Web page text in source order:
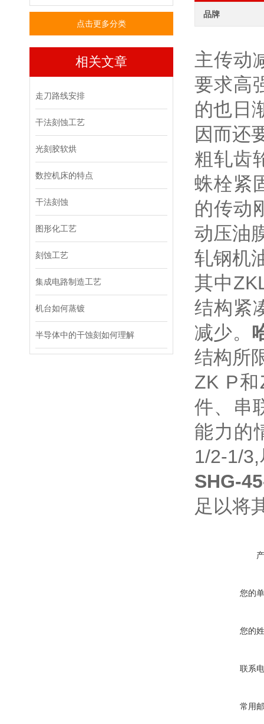
点击更多分类
相关文章
走刀路线安排
干法刻蚀工艺
光刻胶软烘
数控机床的特点
干法刻蚀
图形化工艺
刻蚀工艺
集成电路制造工艺
机台如何蒸镀
半导体中的干蚀刻如何理解
品牌
主传动
要求高
的也日
因而还
粗轧齿
蛛栓紧
的传动
动压油
轧钢机
其中
结构紧
减少。
结构所
ZK P
件、串
能力的
1/2-1/
SHG-
足以将
您的
您的
联系
常用